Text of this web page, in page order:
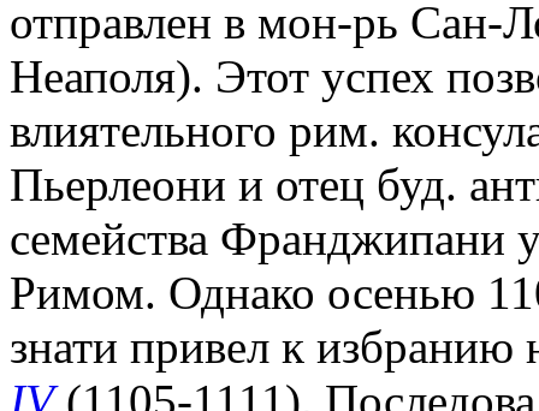
отправлен в мон-рь Сан-
Неаполя). Этот успех
влиятельного рим.
Пьерлеони и отец буд.
семейства Франджипани
Римом. Однако осенью
знати привел к
IV(1105-1111).